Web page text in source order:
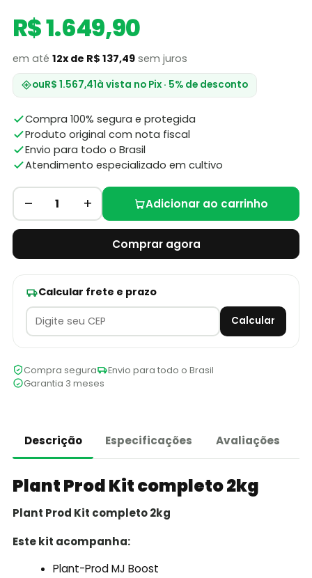
R$ 1.649,90
em até 12x de R$ 137,49sem juros
ouR$ 1.567,41à vista no Pix · 5% de desconto
Compra 100% segura e protegida
Produto original com nota fiscal
Envio para todo o Brasil
Atendimento especializado em cultivo
– 1 + Adicionar ao carrinho
Comprar agora
Calcular frete e prazo
Calcular
Compra segura
Envio para todo o Brasil
Garantia 3 meses
Descrição Especificações Avaliações
Plant Prod Kit completo 2kg
Plant Prod Kit completo 2kg
Este kit acompanha:
Plant-Prod MJ Boost